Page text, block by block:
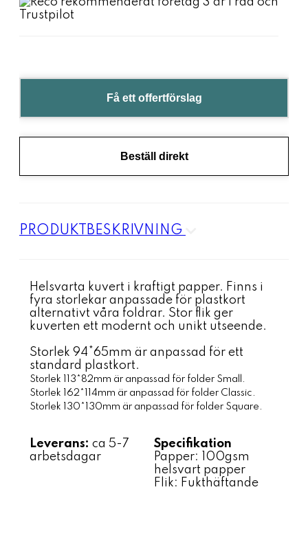
Få ett offertförslag
Beställ direkt
PRODUKTBESKRIVNING
Helsvarta kuvert i kraftigt papper. Finns i
fyra storlekar anpassade för plastkort
alternativt våra foldrar. Stor flik ger
kuverten ett modernt och unikt utseende.
Storlek 94*65mm är anpassad för ett
standard plastkort.
Storlek 113*82mm är anpassad för folder Small.
Storlek 162*114mm är anpassad för folder Classic.
Storlek 130 *130mm är anpassad för folder Square.
Leverans: ca 5-7
arbetsdagar
Specifikation
Papper: 100gsm
helsvart papper
Flik: Fukthäftande